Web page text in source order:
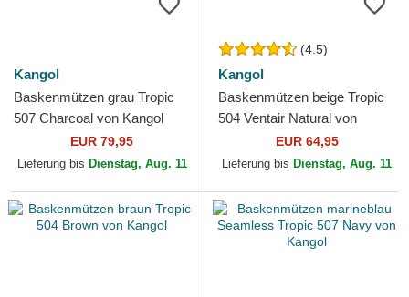
Kangol
Baskenmützen grau Tropic
507 Charcoal von Kangol
EUR 79,95
Lieferung bis Dienstag, Aug. 11
(4.5)
Kangol
Baskenmützen beige Tropic
504 Ventair Natural von
EUR 64,95
Lieferung bis Dienstag, Aug. 11